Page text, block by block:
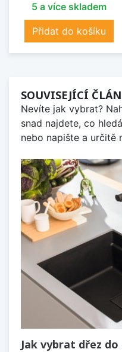
5 a více skladem
Přidat do košíku
SOUVISEJÍCÍ
Nevíte jak vybrat?
snad najdete, co
nebo napište a určitě
Jak vybrat dřez do